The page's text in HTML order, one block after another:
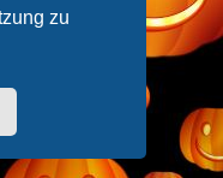
zu